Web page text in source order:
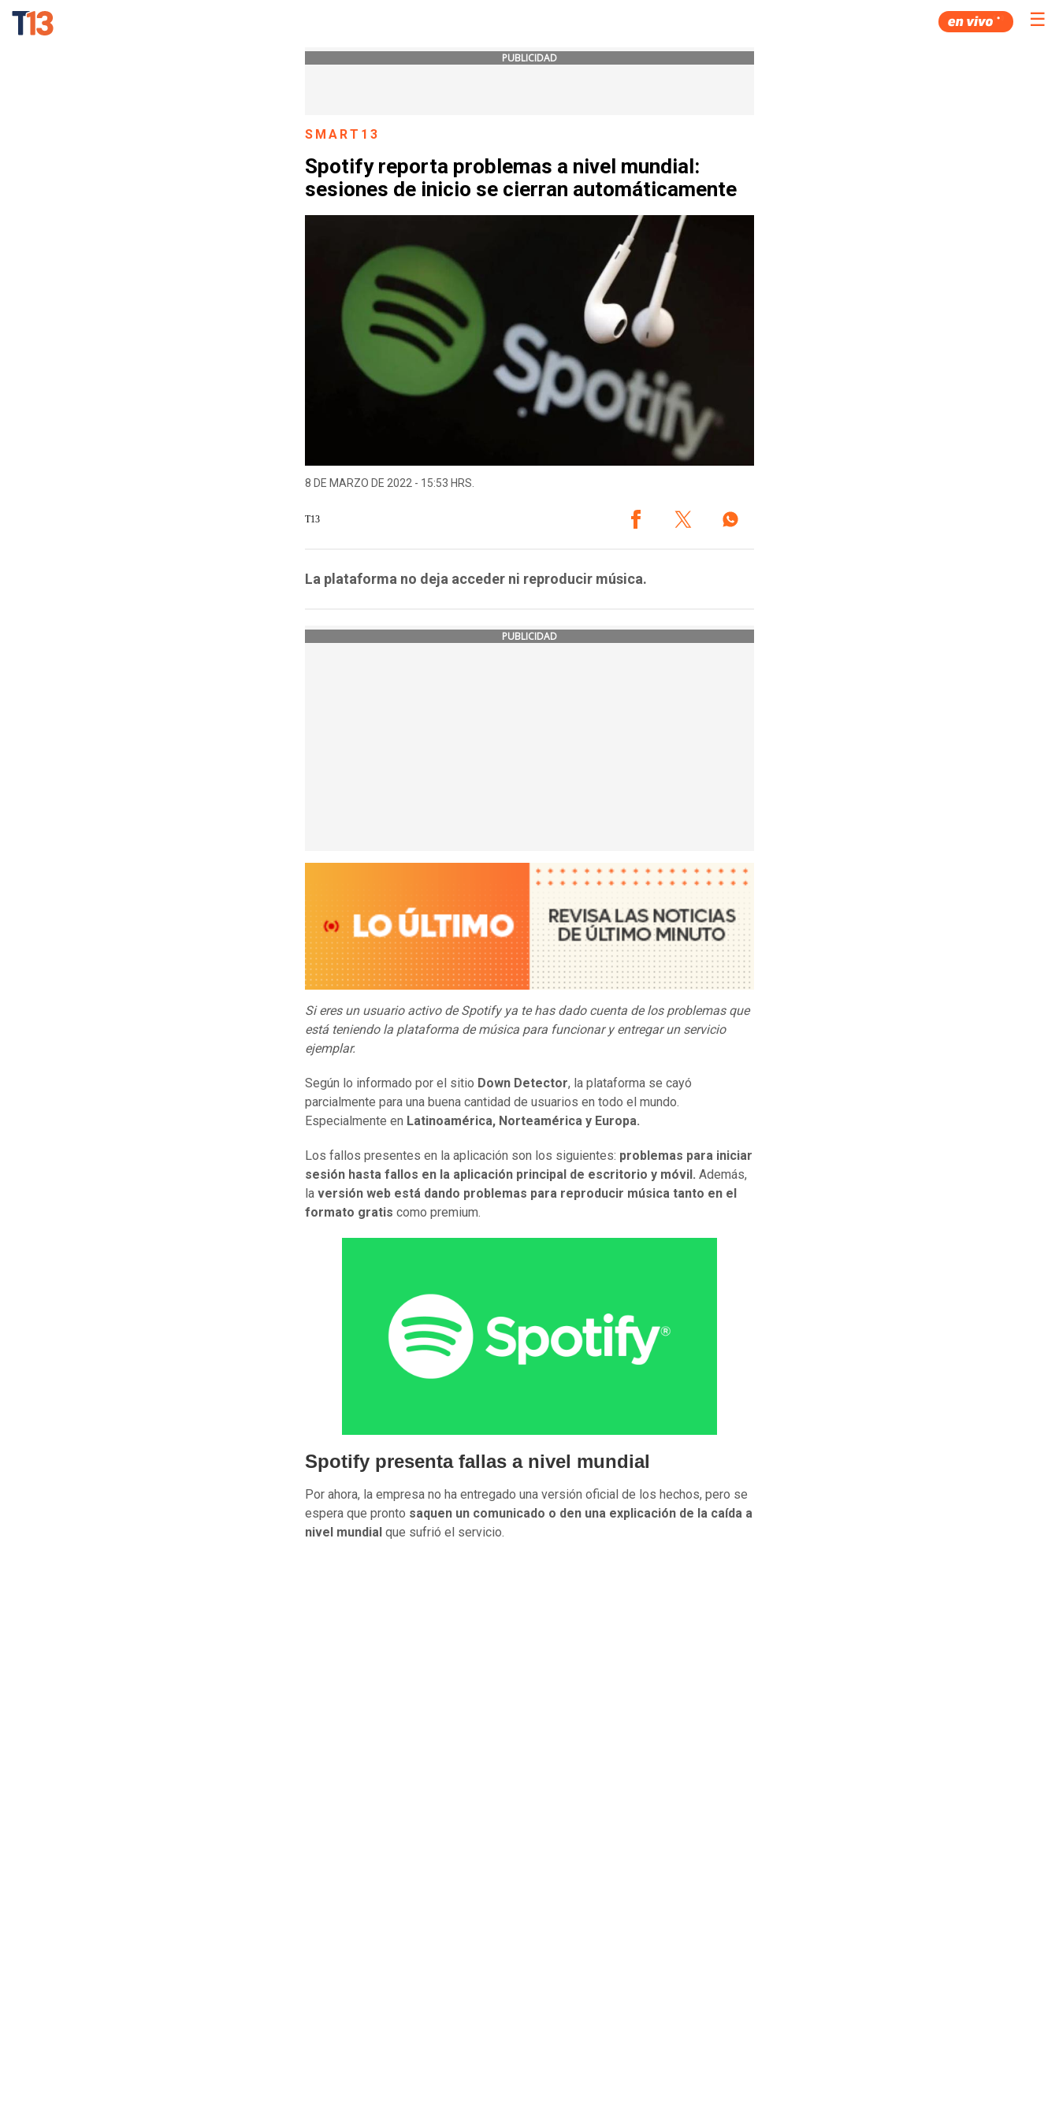
☰
PUBLICIDAD
SMART13
Spotify reporta problemas a nivel mundial:
sesiones de inicio se cierran automáticamente
8 DE MARZO DE 2022 - 15:53 HRS.
T13
La plataforma no deja acceder ni reproducir música.
PUBLICIDAD
Si eres un usuario activo de Spotify ya te has dado cuenta de los problemas que
está teniendo la plataforma de música para funcionar y entregar un servicio
ejemplar.
Según lo informado por el sitio Down Detector, la plataforma se cayó
parcialmente para una buena cantidad de usuarios en todo el mundo.
Especialmente en Latinoamérica, Norteamérica y Europa.
Los fallos presentes en la aplicación son los siguientes: problemas para iniciar
sesión hasta fallos en la aplicación principal de escritorio y móvil. Además,
la versión web está dando problemas para reproducir música tanto en el
formato gratis como premium.
Spotify presenta fallas a nivel mundial
Por ahora, la empresa no ha entregado una versión oficial de los hechos, pero se
espera que pronto saquen un comunicado o den una explicación de la caída a
nivel mundial que sufrió el servicio.